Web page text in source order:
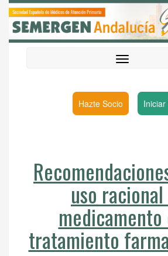
Hazte Socio Iniciar
uso
tratamiento